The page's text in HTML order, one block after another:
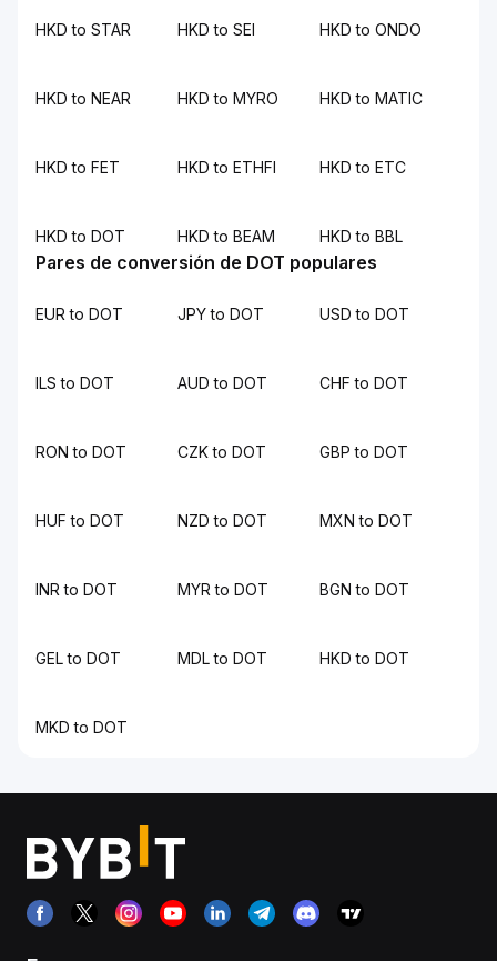
HKD to STAR HKD to SEI HKD to ONDO
HKD to NEAR HKD to MYRO HKD to MATIC
HKD to FET HKD to ETHFI HKD to ETC
HKD to DOT HKD to BEAM HKD to BBL
Pares de conversión de DOT populares
EUR to DOT JPY to DOT USD to DOT
ILS to DOT AUD to DOT CHF to DOT
RON to DOT CZK to DOT GBP to DOT
HUF to DOT NZD to DOT MXN to DOT
INR to DOT MYR to DOT BGN to DOT
GEL to DOT MDL to DOT HKD to DOT
MKD to DOT